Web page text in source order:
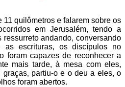
11 quilômetros e falarem sobre os
em Jerusalém, tendo a
ressurreto andando, conversando
as escrituras, os discípulos no
foram capazes de reconhecer a
mais tarde, à mesa com eles,
partiu-o e o deu a eles, o
foram abertos.